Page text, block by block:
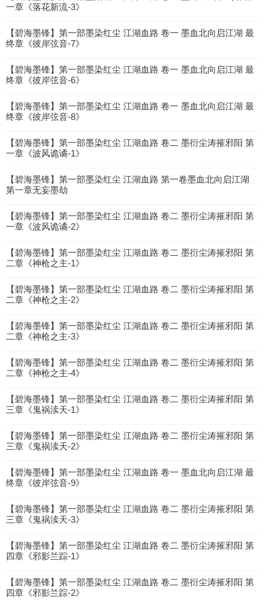
一章《落花新流-3》
【碧海墨锋】第一部墨染红尘 江湖血路 卷一 墨血北向启江湖 最
终章《彼岸弦音-7》
【碧海墨锋】第一部墨染红尘 江湖血路 卷一 墨血北向启江湖 最
终章《彼岸弦音-6》
【碧海墨锋】第一部墨染红尘 江湖血路 卷一 墨血北向启江湖 最
终章《彼岸弦音-8》
【碧海墨锋】第一部墨染红尘 江湖血路 卷二 墨衍尘涛摧邪阳 第
一章《波风诡谲-1》
【碧海墨锋】第一部墨染红尘 江湖血路 第一卷墨血北向启江湖
第一章无妄墨劫
【碧海墨锋】第一部墨染红尘 江湖血路 卷二 墨衍尘涛摧邪阳 第
一章《波风诡谲-2》
【碧海墨锋】第一部墨染红尘 江湖血路 卷二 墨衍尘涛摧邪阳 第
二章《神枪之主-1》
【碧海墨锋】第一部墨染红尘 江湖血路 卷二 墨衍尘涛摧邪阳 第
二章《神枪之主-2》
【碧海墨锋】第一部墨染红尘 江湖血路 卷二 墨衍尘涛摧邪阳 第
二章《神枪之主-3》
【碧海墨锋】第一部墨染红尘 江湖血路 卷二 墨衍尘涛摧邪阳 第
二章《神枪之主-4》
【碧海墨锋】第一部墨染红尘 江湖血路 卷二 墨衍尘涛摧邪阳 第
三章《鬼祸渎天-1》
【碧海墨锋】第一部墨染红尘 江湖血路 卷二 墨衍尘涛摧邪阳 第
三章《鬼祸渎天-2》
【碧海墨锋】第一部墨染红尘 江湖血路 卷一 墨血北向启江湖 最
终章《彼岸弦音-9》
【碧海墨锋】第一部墨染红尘 江湖血路 卷二 墨衍尘涛摧邪阳 第
三章《鬼祸渎天-3》
【碧海墨锋】第一部墨染红尘 江湖血路 卷二 墨衍尘涛摧邪阳 第
四章《邪影兰踪-1》
【碧海墨锋】第一部墨染红尘 江湖血路 卷二 墨衍尘涛摧邪阳 第
四章《邪影兰踪-2》